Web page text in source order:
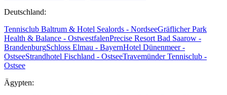
Deutschland:
Tennisclub Baltrum & Hotel Sealords - NordseeGräflicher Park
Health & Balance - OstwestfalenPrecise Resort Bad Saarow -
BrandenburgSchloss Elmau - BayernHotel Dünenmeer -
OstseeStrandhotel Fischland - OstseeTravemünder Tennisclub -
Ostsee
Ägypten: